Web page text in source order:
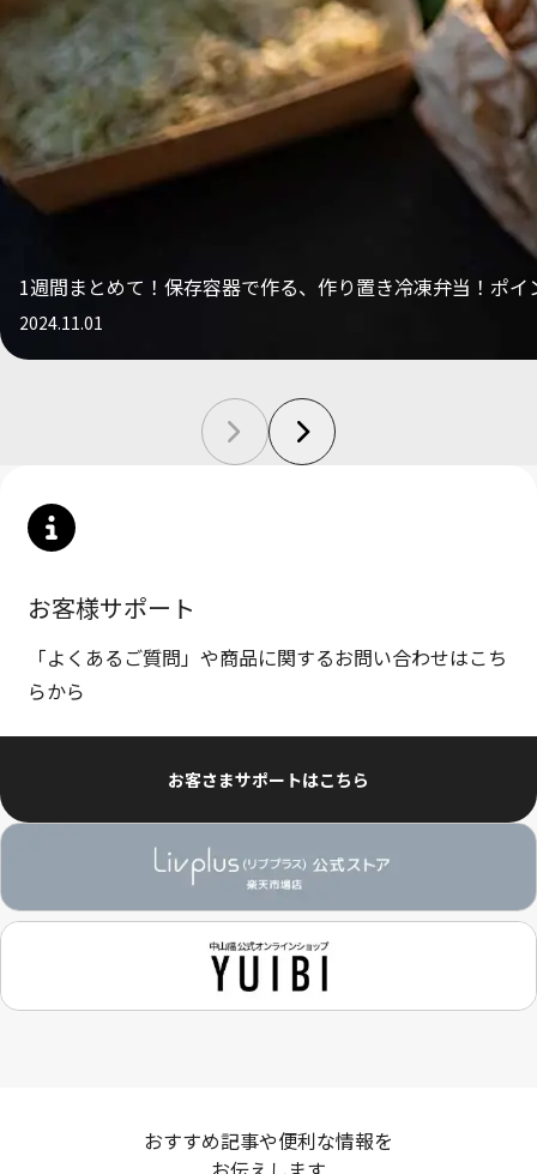
1週間まとめて！保存容器で作る、作り置き冷凍弁当！ポイ
2024.11.01
お客様サポート
「よくあるご質問」や商品に関するお問い合わせはこち
らから
お客さまサポートはこちら
おすすめ記事や便利な情報を